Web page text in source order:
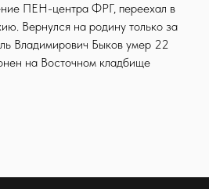
ПЕН-центра ФРГ, переехал в
Вернулся на родину только за
Владимирович Быков умер 22
на Восточном кладбище